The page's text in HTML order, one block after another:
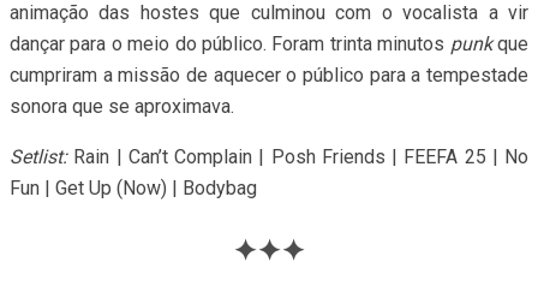
animação das hostes que culminou com o vocalista a vir
dançar para o meio do público. Foram trinta minutos punkque
cumpriram a missão de aquecer o público para a tempestade
sonora que se aproximava.
Setlist:Rain | Can’t Complain | Posh Friends | FEEFA 25 | No
Fun | Get Up (Now) | Bodybag
✦✦✦